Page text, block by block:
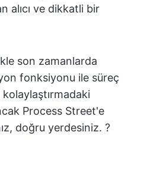
alıcı ve dikkatli bir
son zamanlarda
fonksiyonu ile süreç
Process Street'e
doğru yerdesiniz. ?